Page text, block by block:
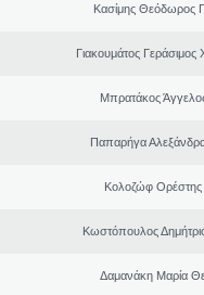
Κασίμης Θεόδωρος
Γιακουμάτος
Μπρατάκος
Παπαρήγα
Κολοζώφ
Κωστόπουλος
Δαμανάκη Μαρία